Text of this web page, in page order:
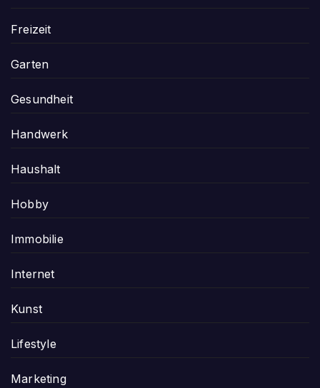
Freizeit
Garten
Gesundheit
Handwerk
Haushalt
Hobby
Immobilie
Internet
Kunst
Lifestyle
Marketing